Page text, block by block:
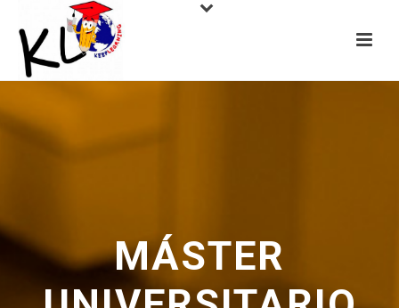
MÁSTER